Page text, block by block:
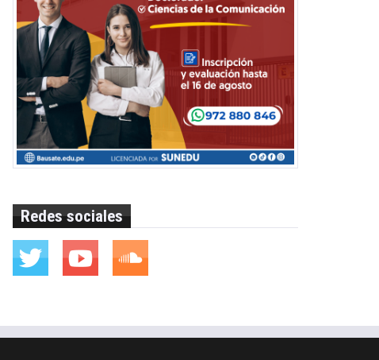
Redes sociales